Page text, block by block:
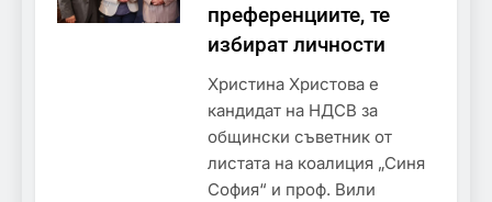
преференциите, те
избират личности
Христина Христова е
кандидат на НДСВ за
общински съветник от
листата на коалиция „Синя
София“ и проф. Вили